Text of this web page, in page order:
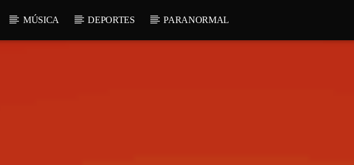
MÚSICA DEPORTES PARANORMAL